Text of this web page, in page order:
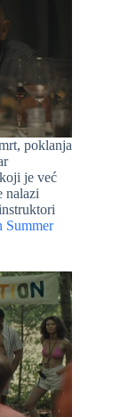
poklanja
je već
nalazi
Summer